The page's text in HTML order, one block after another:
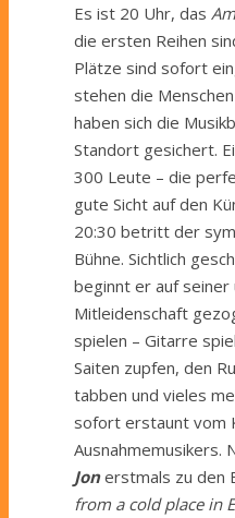
Es ist 20 Uhr, das
die ersten Reihen
Plätze sind sofort
stehen die
haben sich die
Standort gesichert.
300 Leute – die
gute Sicht auf den
20:30 betritt der
Bühne. Sichtlich
beginnt er auf seiner
Mitleidenschaft
spielen – Gitarre
Saiten zupfen, den
tabben und vieles
sofort erstaunt vom
Ausnahmemusikers.
Jonerstmals zu den
from a cold place in